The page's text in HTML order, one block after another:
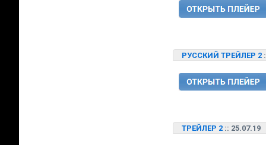
РУССКИЙ ТРЕЙЛЕР 2
ТРЕЙЛЕР 2 :: 25.07.19